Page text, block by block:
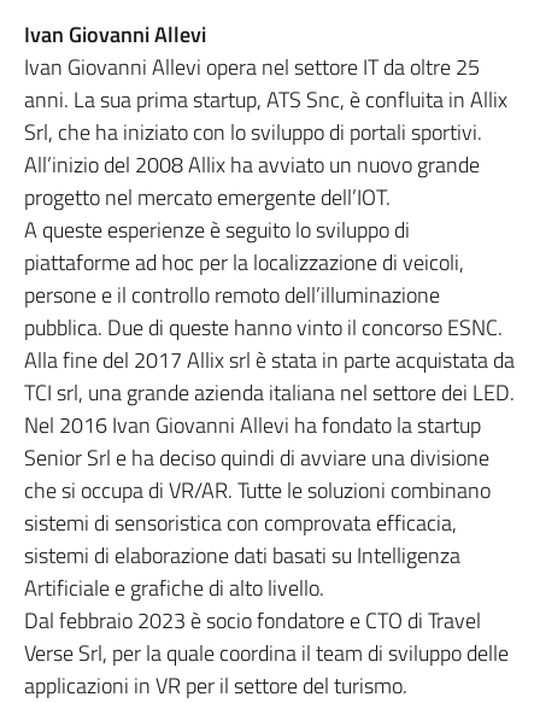
Ivan Giovanni Allevi
Ivan Giovanni Allevi opera nel settore IT da oltre 25
anni. La sua prima startup, ATS Snc, è confluita in Allix
Srl, che ha iniziato con lo sviluppo di portali sportivi.
All’inizio del 2008 Allix ha avviato un nuovo grande
progetto nel mercato emergente dell’IOT.
A queste esperienze è seguito lo sviluppo di
piattaforme ad hoc per la localizzazione di veicoli,
persone e il controllo remoto dell’illuminazione
pubblica. Due di queste hanno vinto il concorso ESNC.
Alla fine del 2017 Allix srl è stata in parte acquistata da
TCI srl, una grande azienda italiana nel settore dei LED.
Nel 2016 Ivan Giovanni Allevi ha fondato la startup
Senior Srl e ha deciso quindi di avviare una divisione
che si occupa di VR/AR. Tutte le soluzioni combinano
sistemi di sensoristica con comprovata efficacia,
sistemi di elaborazione dati basati su Intelligenza
Artificiale e grafiche di alto livello.
Dal febbraio 2023 è socio fondatore e CTO di Travel
Verse Srl, per la quale coordina il team di sviluppo delle
applicazioni in VR per il settore del turismo.